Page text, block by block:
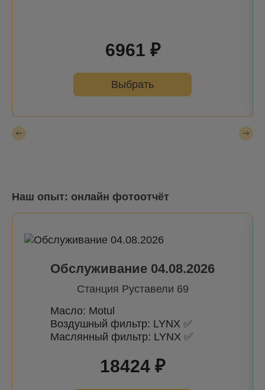
6961 ₽
Выбрать
Наш опыт: онлайн фотоотчёт
Обслуживание 04.08.2026
Станция Руставели 69
Масло: Motul
Воздушный фильтр: LYNX ✅
Маслянный фильтр: LYNX ✅
18424 ₽